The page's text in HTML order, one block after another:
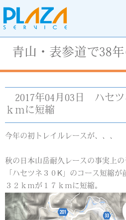
青山・表参道で38年
2017年04月03日 ハセ
ｋｍに短縮
今年の初トレイルレースが、、、
秋の日本山岳耐久レースの事実上の
「ハセツネ３０K」のコース短縮が
３２ｋｍが１７ｋｍに短縮。